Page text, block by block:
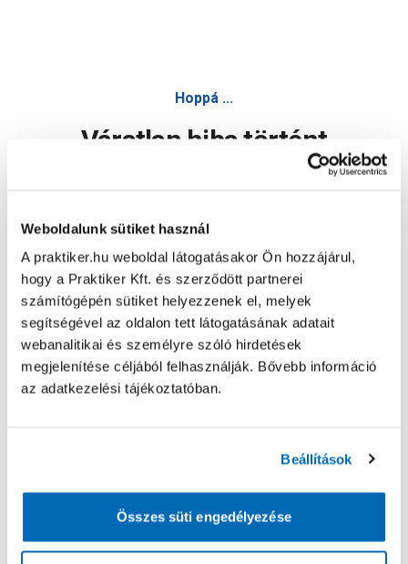
Weboldalunk sütiket használ
A praktiker.hu weboldal látogatásakor Ön hozzájárul,
hogy a Praktiker Kft. és szerződött partnerei
számítógépén sütiket helyezzenek el, melyek
segítségével az oldalon tett látogatásának adatait
webanalitikai és személyre szóló hirdetések
megjelenítése céljából felhasználják. Bővebb információ
az adatkezelési tájékoztatóban.
Beállítások
Összes süti engedélyezése
Hoppá ...
Váratlan hiba történt
Oldal újratöltése